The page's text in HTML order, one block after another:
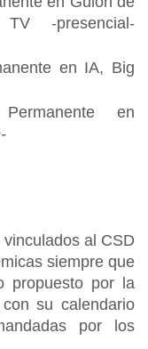
-presencial-
en IA, Big
en
al CSD
siempre que
propuesto por la
su calendario
por los